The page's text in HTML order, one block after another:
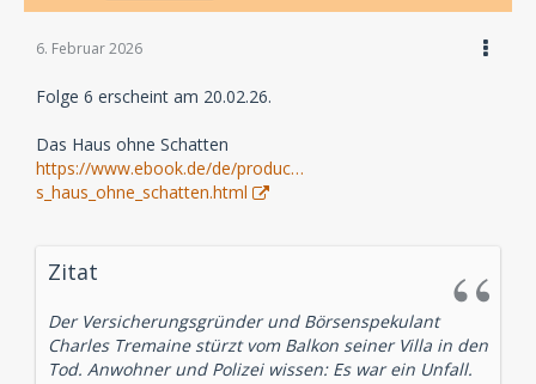
6. Februar 2026
Folge 6 erscheint am 20.02.26.
Das Haus ohne Schatten
https://www.ebook.de/de/produc…
s_haus_ohne_schatten.html
Zitat
Der Versicherungsgründer und Börsenspekulant
Charles Tremaine stürzt vom Balkon seiner Villa in den
Tod. Anwohner und Polizei wissen: Es war ein Unfall.